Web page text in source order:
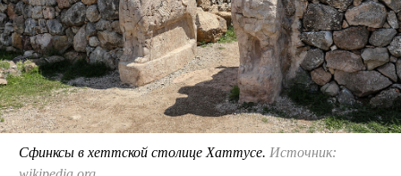
Сфинксы в хеттской столице Хаттусе. Источник: